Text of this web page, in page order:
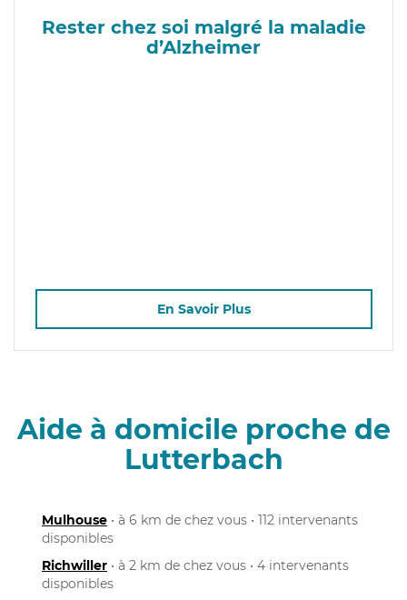
Rester chez soi malgré la maladie
d’Alzheimer
En Savoir Plus
Aide à domicile proche de
Lutterbach
Mulhouse • à 6 km de chez vous • 112 intervenants
disponibles
Richwiller • à 2 km de chez vous • 4 intervenants
disponibles